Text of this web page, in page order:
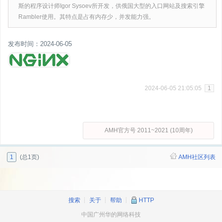
斯的程序设计师Igor Sysoev所开发，供俄国大型的入口网站及搜索引擎
Rambler使用。其特点是占有内存少，并发能力强。
发布时间：2024-06-05
2024-06-05 21:05:05 1
AMH官方号 2011~2021 (10周年)
1 (总1页) AMH社区列表
搜索┊ 关于┊ 帮助 HTTP
中国广州华的网络科技